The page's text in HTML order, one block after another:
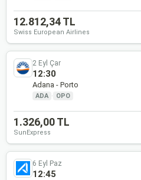
12.812,34 TL
Swiss European Airlines
2 Eyl Çar
12:30
Adana - Porto
ADA · OPO
1.326,00 TL
SunExpress
6 Eyl Paz
12:45